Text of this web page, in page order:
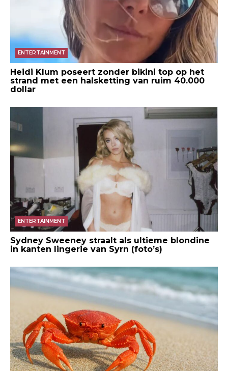
ENTERTAINMENT
Heidi Klum poseert zonder bikini top op het
strand met een halsketting van ruim 40.000
dollar
ENTERTAINMENT
Sydney Sweeney straalt als ultieme blondine
in kanten lingerie van Syrn (foto’s)